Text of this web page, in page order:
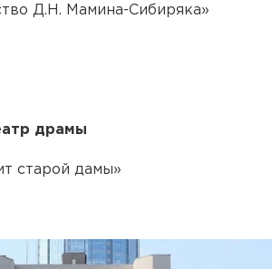
Д.Н. Мамина-Сибиряка»
драмы
старой дамы»